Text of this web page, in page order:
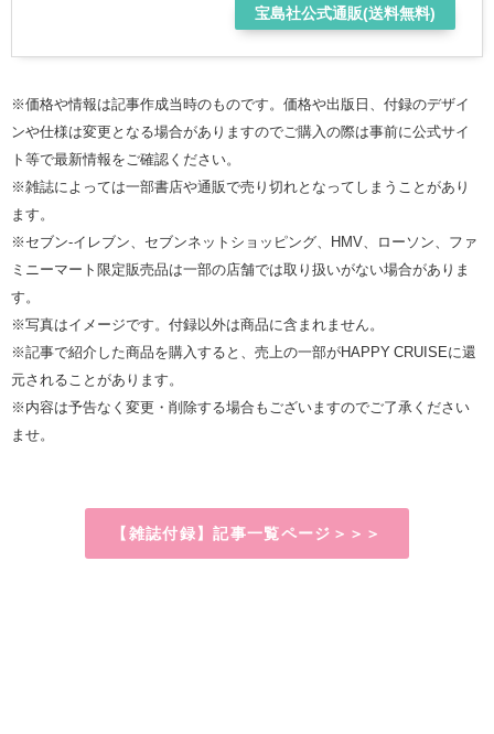
宝島社公式通販(送料無料)
※価格や情報は記事作成当時のものです。価格や出版日、付録のデザイ
ンや仕様は変更となる場合がありますのでご購入の際は事前に公式サイ
ト等で最新情報をご確認ください。
※雑誌によっては一部書店や通販で売り切れとなってしまうことがあり
ます。
※セブン‐イレブン、セブンネットショッピング、HMV、ローソン、ファ
ミニーマート限定販売品は一部の店舗では取り扱いがない場合がありま
す。
※写真はイメージです。付録以外は商品に含まれません。
※記事で紹介した商品を購入すると、売上の一部がHAPPY CRUISEに還
元されることがあります。
※内容は予告なく変更・削除する場合もございますのでご了承ください
ませ。
【雑誌付録】記事一覧ページ＞＞＞